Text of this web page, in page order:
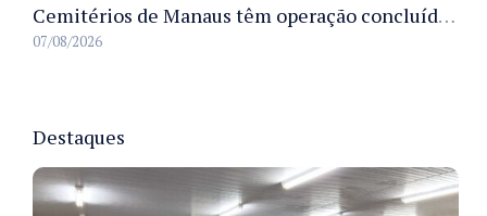
Cemitérios de Manaus têm operação concluída e estrutura pronta para receber famílias no Dia dos Pais
07/08/2026
Destaques